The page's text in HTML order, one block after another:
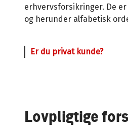
erhvervsforsikringer. De
og herunder alfabetisk
Er du privat kunde?
Lovpligtige